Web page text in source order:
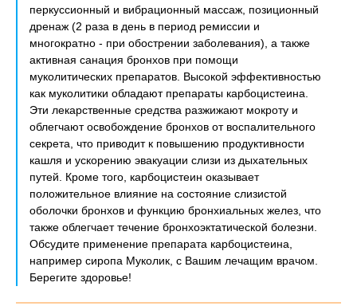
перкуссионный и вибрационный массаж, позиционный
дренаж (2 раза в день в период ремиссии и
многократно - при обострении заболевания), а также
активная санация бронхов при помощи
муколитических препаратов. Высокой эффективностью
как муколитики обладают препараты карбоцистеина.
Эти лекарственные средства разжижают мокроту и
облегчают освобождение бронхов от воспалительного
секрета, что приводит к повышению продуктивности
кашля и ускорению эвакуации слизи из дыхательных
путей. Кроме того, карбоцистеин оказывает
положительное влияние на состояние слизистой
оболочки бронхов и функцию бронхиальных желез, что
также облегчает течение бронхоэктатической болезни.
Обсудите применение препарата карбоцистеина,
например сиропа Муколик, с Вашим лечащим врачом.
Берегите здоровье!